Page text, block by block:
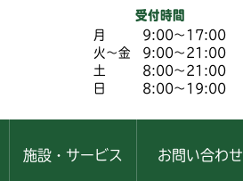
受付時間
月
9:00～17:00
火～金
9:00～21:00
土
8:00～21:00
日
8:00～19:00
施設・サービス お問い合わせ